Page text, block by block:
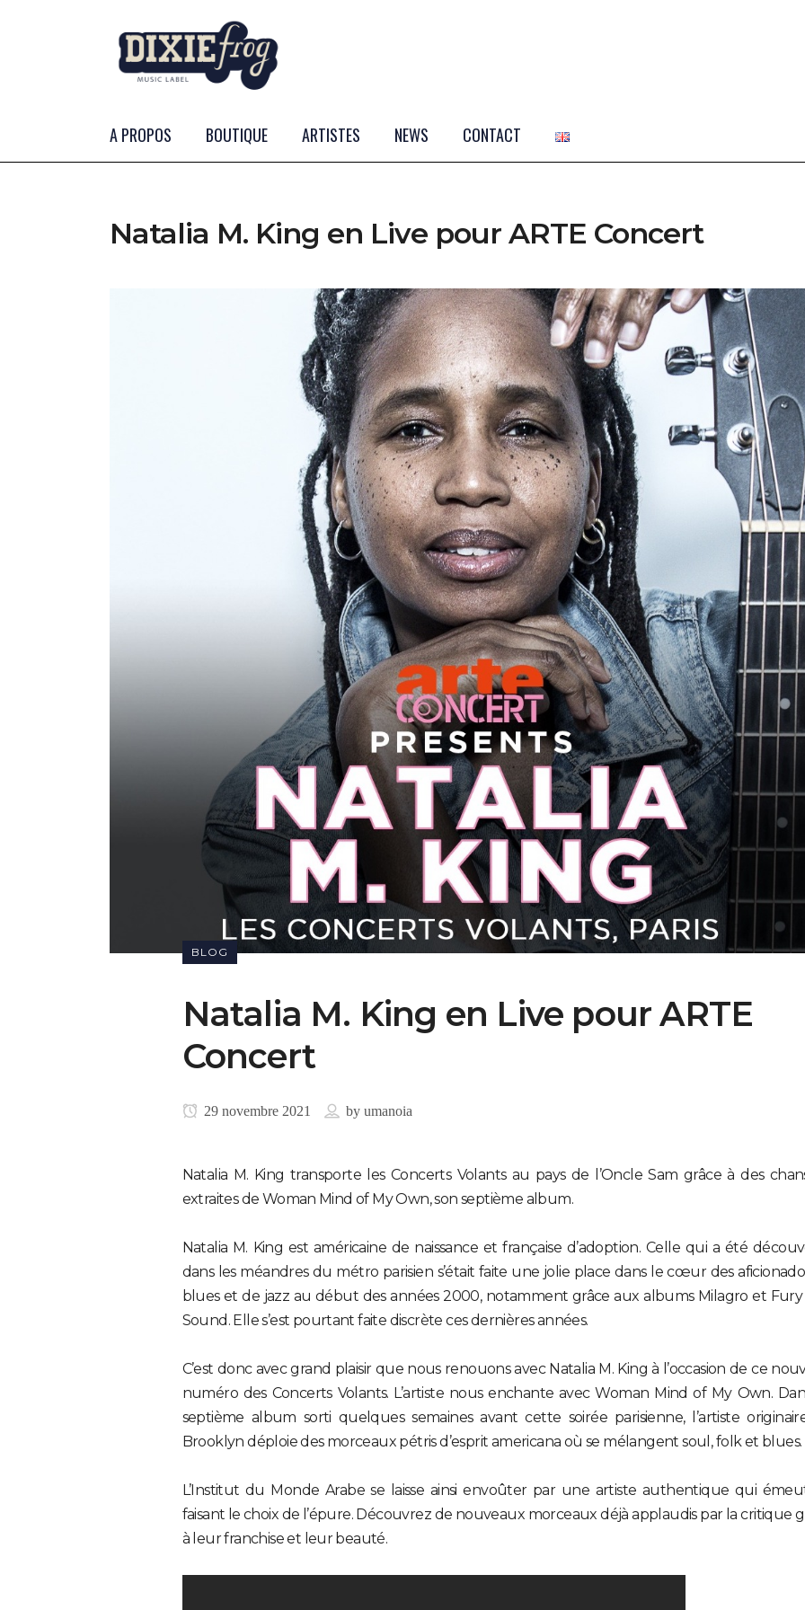
A PROPOS BOUTIQUE ARTISTES NEWS CONTACT
Natalia M. King en Live pour ARTE Concert
BLOG
Natalia M. King en Live pour ARTE
Concert
29 novembre 2021 by umanoia
Natalia M. King transporte les Concerts Volants au pays de l’Oncle Sam grâce à des
extraites de Woman Mind of My Own, son septième album.
Natalia M. King est américaine de naissance et française d’adoption. Celle qui a été
dans les méandres du métro parisien s’était faite une jolie place dans le cœur des
blues et de jazz au début des années 2000, notamment grâce aux albums Milagro et
Sound. Elle s’est pourtant faite discrète ces dernières années.
C’est donc avec grand plaisir que nous renouons avec Natalia M. King à l’occasion de ce
numéro des Concerts Volants. L’artiste nous enchante avec Woman Mind of My Own.
septième album sorti quelques semaines avant cette soirée parisienne, l’artiste
Brooklyn déploie des morceaux pétris d’esprit americana où se mélangent soul, folk et blues.
L’Institut du Monde Arabe se laisse ainsi envoûter par une artiste authentique qui
faisant le choix de l’épure. Découvrez de nouveaux morceaux déjà applaudis par la critique
à leur franchise et leur beauté.